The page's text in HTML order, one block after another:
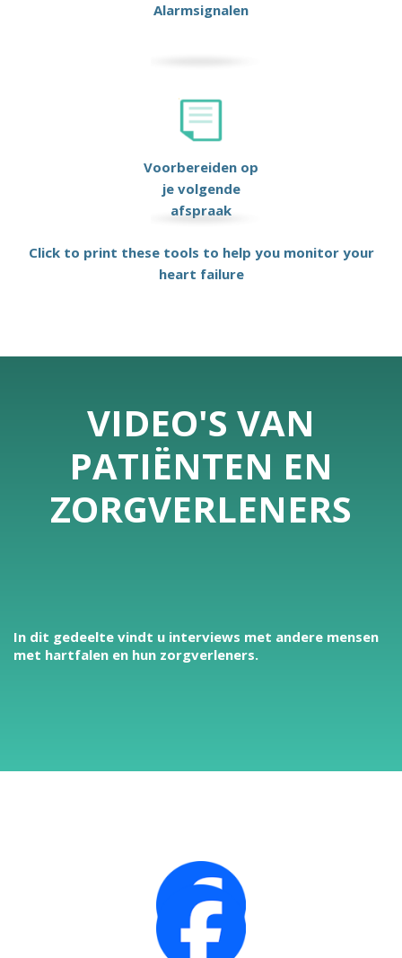
Alarmsignalen
Voorbereiden op
je volgende
afspraak
Click to print these tools to help you monitor your
heart failure
VIDEO'S VAN
PATIËNTEN EN
ZORGVERLENERS
In dit gedeelte vindt u interviews met andere mensen
met hartfalen en hun zorgverleners.